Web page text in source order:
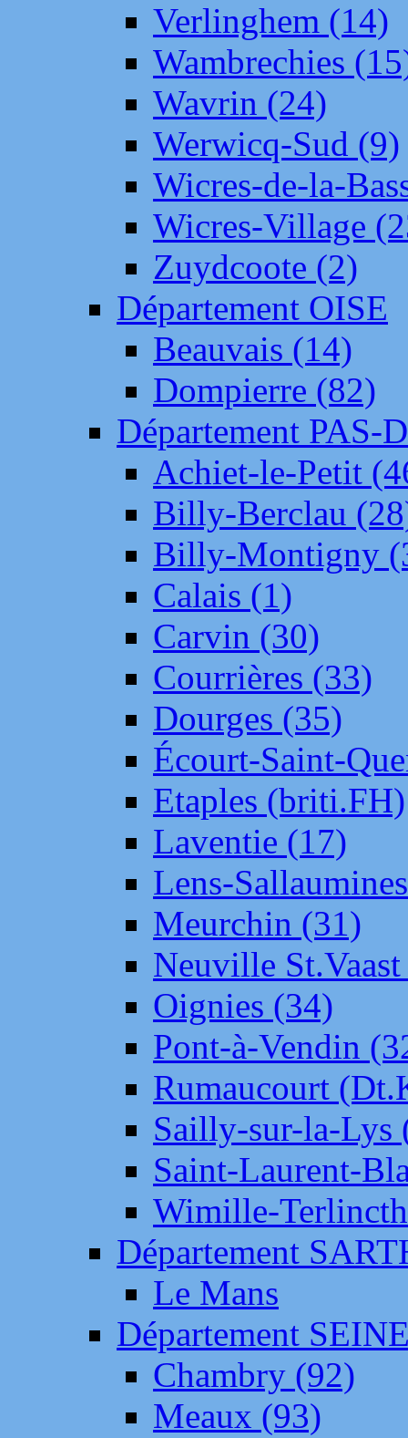
Verlinghem (14)
Wambrechies
Wavrin (24)
Werwicq-Sud (9)
Wicres-de-la-
Wicres-Village
Zuydcoote (2)
Département OISE
Beauvais (14)
Dompierre (82)
Département PAS-
Achiet-le-Petit
Billy-Berclau
Billy-Montigny
Calais (1)
Carvin (30)
Courrières (33)
Dourges (35)
Écourt-Saint-
Etaples (briti.FH)
Laventie (17)
Lens-
Meurchin (31)
Neuville
Oignies (34)
Pont-à-Vendin
Rumaucourt
Sailly-sur-la-Lys
Saint-Laurent-
Wimille-
Département
Le Mans
Département
Chambry (92)
Meaux (93)